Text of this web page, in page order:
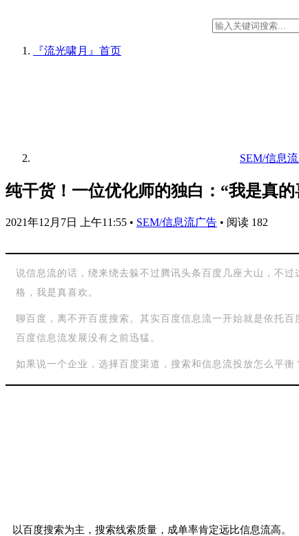
『流光啸月』 首页
SEM/信息
纯干货！一位优化师的独白：“我是真
2021年12月7日 上午11:55 • SEM/信息流广告 • 阅读 182
说信息流的话，绕来绕去躲不过腾讯头条百度几座大山，不
格，我是真喜欢。
聊百度，离不开百度搜索。其实百度信息流一开始就是依托
百度信息流发展没有之前迅猛。
如果说一个企业，选择百度渠道，搜索和信息流投放怎么平衡
以百度搜索为主，搜索线索质量，成单率肯定远比信息流高。